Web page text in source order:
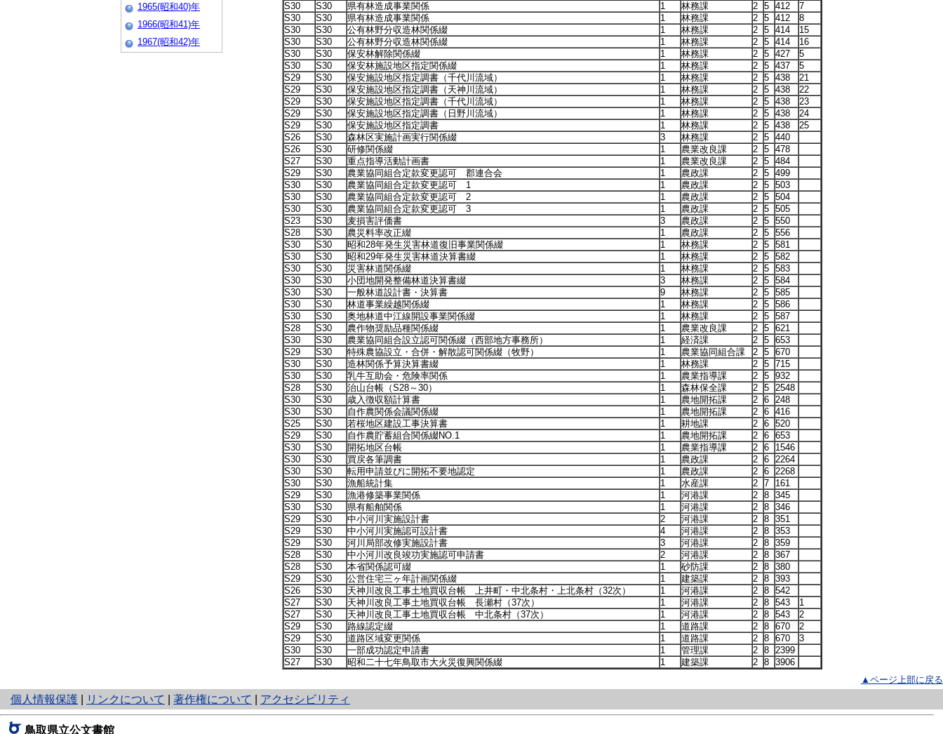
1965(昭和40)年
1966(昭和41)年
1967(昭和42)年
S30
S30 県有林造成事業関係 1 林務課 2 5 412
7
S30
S30 県有林造成事業関係 1 林務課 2 5 412
8
S30
S30 公有林野分収造林関係綴 1 林務課 2 5 414
15
S30
S30 公有林野分収造林関係綴 1 林務課 2 5 414
16
S30
S30 保安林解除関係綴 1 林務課 2 5 427
5
S30
S30 保安林施設地区指定関係綴 1 林務課 2 5 437
5
S29
S30 保安施設地区指定調書（千代川流域） 1 林務課 2 5 438
21
S29
S30 保安施設地区指定調書（天神川流域） 1 林務課 2 5 438
22
S29
S30 保安施設地区指定調書（千代川流域） 1 林務課 2 5 438
23
S29
S30 保安施設地区指定調書（日野川流域） 1 林務課 2 5 438
24
S29
S30 保安施設地区指定調書 1 林務課 2 5 438
25
S26
S30 森林区実施計画実行関係綴 3 林務課 2 5 440
S26
S30 研修関係綴 1 農業改良課 2 5 478
S27
S30 重点指導活動計画書 1 農業改良課 2 5 484
S29
S30 農業協同組合定款変更認可 郡連合会 1 農政課 2 5 499
S30
S30 農業協同組合定款変更認可 1 1 農政課 2 5 503
S30
S30 農業協同組合定款変更認可 2 1 農政課 2 5 504
S30
S30 農業協同組合定款変更認可 3 1 農政課 2 5 505
S23
S30 麦損害評価書 3 農政課 2 5 550
S28
S30 農災料率改正綴 1 農政課 2 5 556
S30
S30 昭和28年発生災害林道復旧事業関係綴 1 林務課 2 5 581
S30
S30 昭和29年発生災害林道決算書綴 1 林務課 2 5 582
S30
S30 災害林道関係綴 1 林務課 2 5 583
S30
S30 小団地開発整備林道決算書綴 3 林務課 2 5 584
S30
S30 一般林道設計書・決算書 9 林務課 2 5 585
S30
S30 林道事業繰越関係綴 1 林務課 2 5 586
S30
S30 奥地林道中江線開設事業関係綴 1 林務課 2 5 587
S28
S30 農作物奨励品種関係綴 1 農業改良課 2 5 621
S30
S30 農業協同組合設立認可関係綴（西部地方事務所） 1 経済課 2 5 653
S29
S30 特殊農協設立・合併・解散認可関係綴（牧野） 1 農業協同組合課 2 5 670
S30
S30 造林関係予算決算書綴 1 林務課 2 5 715
S30
S30 乳牛互助会・危険率関係 1 農業指導課 2 5 932
S28
S30 治山台帳（S28～30） 1 森林保全課 2 5 2548
S30
S30 歳入徴収額計算書 1 農地開拓課 2 6 248
S30
S30 自作農関係会議関係綴 1 農地開拓課 2 6 416
S25
S30 若桜地区建設工事決算書 1 耕地課 2 6 520
S29
S30 自作農貯蓄組合関係綴NO.1 1 農地開拓課 2 6 653
S30
S30 開拓地区台帳 1 農業指導課 2 6
1546
S30
S30 買戻各筆調書 1 農政課 2 6 2264
S30
S30 転用申請並びに開拓不要地認定 1 農政課 2 6 2268
S30
S30 漁船統計集 1 水産課 2 7
161
S29
S30 漁港修築事業関係 1 河港課 2 8 345
S30
S30 県有船舶関係 1 河港課 2 8 346
S29
S30 中小河川実施設計書 2 河港課 2 8 351
S29
S30 中小河川実施認可設計書 4 河港課 2 8 353
S29
S30 河川局部改修実施設計書 3 河港課 2 8 359
S28
S30 中小河川改良竣功実施認可申請書 2 河港課 2 8 367
S28
S30 本省関係認可綴 1 砂防課 2 8 380
S29
S30 公営住宅三ヶ年計画関係綴 1 建築課 2 8 393
S26
S30 天神川改良工事土地買収台帳 上井町・中北条村・上北条村（32次） 1 河港課 2 8 542
S27
S30 天神川改良工事土地買収台帳 長瀬村（37次） 1 河港課 2 8 543
1
S27
S30 天神川改良工事土地買収台帳 中北条村（37次） 1 河港課 2 8 543
2
S29
S30 路線認定綴 1 道路課 2 8 670
2
S29
S30 道路区域変更関係 1 道路課 2 8 670
3
S30
S30 一部成功認定申請書 1 管理課 2 8 2399
S27
S30 昭和二十七年鳥取市大火災復興関係綴 1 建築課 2 8 3906
▲ページ上部に戻る
個人情報保護
と
り
ネ
リンクについて 著作権について アクセシビリティ
鳥取県立公文書館